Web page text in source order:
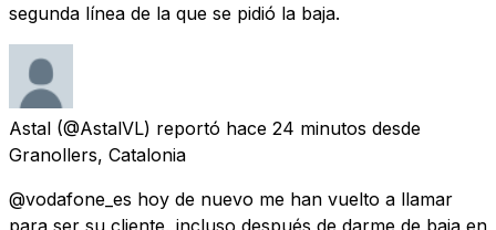
segunda línea de la que se pidió la baja.
Astal (@AstalVL) reportó hace 24 minutos desde
Granollers, Catalonia
@vodafone_es hoy de nuevo me han vuelto a llamar
para ser su cliente, incluso después de darme de baja en